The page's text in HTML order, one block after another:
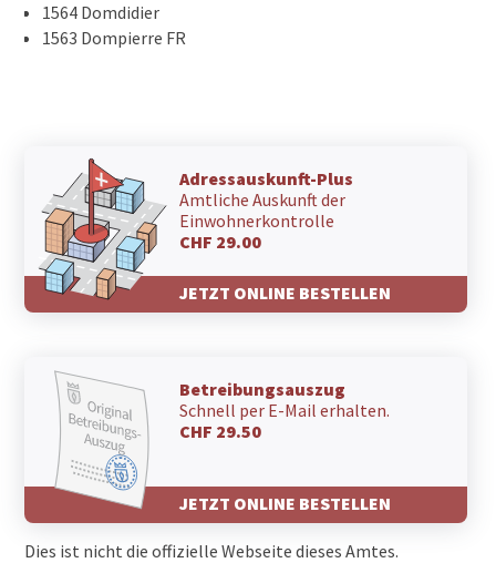
1564 Domdidier
1563 Dompierre FR
Adressauskunft-Plus
Amtliche Auskunft der
Einwohnerkontrolle
CHF 29.00
JETZT ONLINE BESTELLEN
Betreibungsauszug
Schnell per E-Mail erhalten.
CHF 29.50
JETZT ONLINE BESTELLEN
Dies ist nicht die offizielle Webseite dieses Amtes.